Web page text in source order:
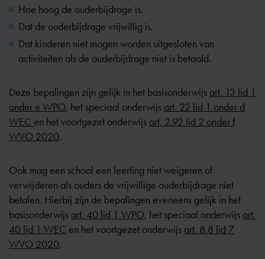
Hoe hoog de ouderbijdrage is.
Dat de ouderbijdrage vrijwillig is.
Dat kinderen niet mogen worden uitgesloten van
activiteiten als de ouderbijdrage niet is betaald.
Deze bepalingen zijn gelijk in het basisonderwijs art. 13 lid 1
onder e WPO, het speciaal onderwijs art. 22 lid 1 onder d
WEC en het voortgezet onderwijs art. 2.92 lid 2 onder f
WVO 2020.
Ook mag een school een leerling niet weigeren of
verwijderen als ouders de vrijwillige ouderbijdrage niet
betalen. Hierbij zijn de bepalingen eveneens gelijk in het
basisonderwijs art. 40 lid 1 WPO, het speciaal onderwijs art.
40 lid 1 WEC en het voortgezet onderwijs art. 8.8 lid 7
WVO 2020.